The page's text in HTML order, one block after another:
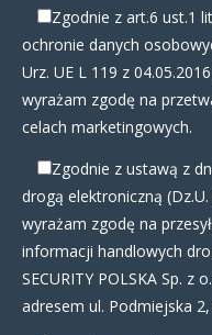
Zgodnie z art.6 ust.1
ochronie danych
Urz. UE L 119 z
wyrażam zgodę na
celach marketingowych.
Zgodnie z ustawą z
drogą elektroniczną
wyrażam zgodę na
informacji handlowych
SECURITY POLSKA Sp. z
adresem ul. Podmiejska